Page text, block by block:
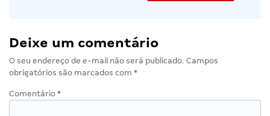
Deixe um comentário
O seu endereço de e-mail não será publicado. Campos
obrigatórios são marcados com *
Comentário *